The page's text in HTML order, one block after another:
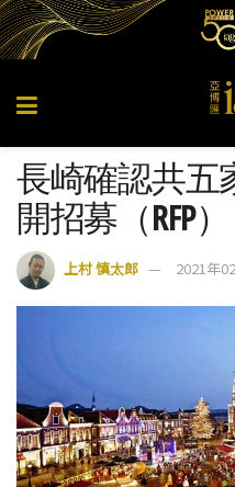
長崎確認共五
開招募（RFP）
上村 慎太郎 2021年